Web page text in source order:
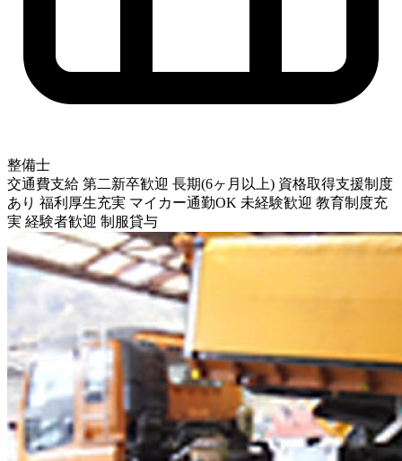
整備士
交通費支給 第二新卒歓迎 長期(6ヶ月以上) 資格取得支援制度
あり 福利厚生充実 マイカー通勤OK 未経験歓迎 教育制度充
実 経験者歓迎 制服貸与